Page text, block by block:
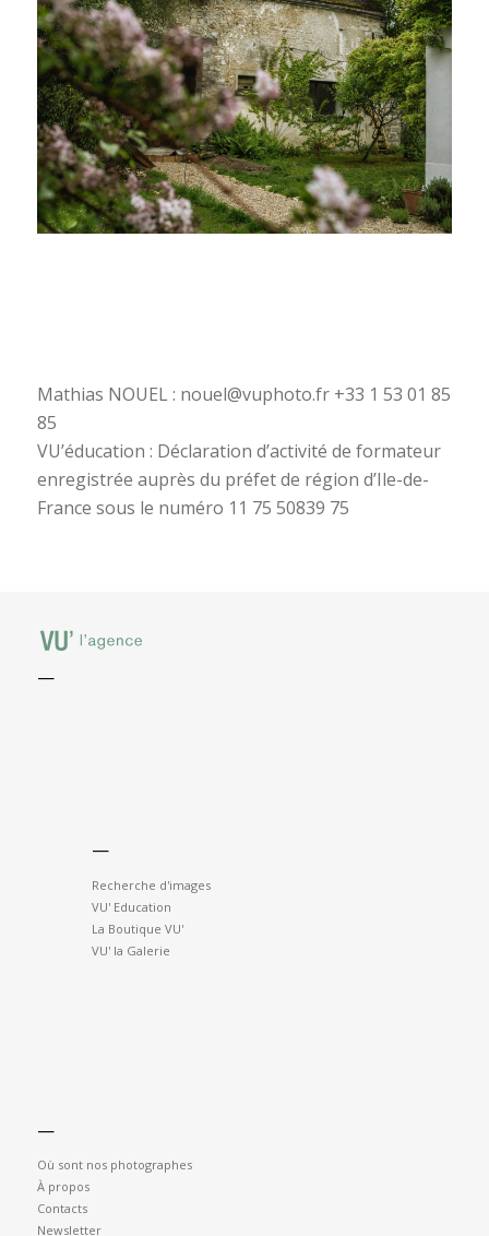
Mathias NOUEL : nouel@vuphoto.fr +33 1 53 01 85
85
VU’éducation : Déclaration d’activité de formateur
enregistrée auprès du préfet de région d’Ile-de-
France sous le numéro 11 75 50839 75
—
—
Recherche d'images
VU' Education
La Boutique VU'
VU' la Galerie
—
Où sont nos photographes
À propos
Contacts
Newsletter